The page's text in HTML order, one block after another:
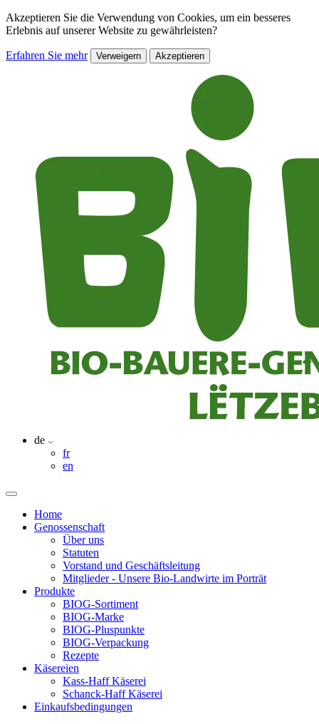
Akzeptieren Sie die Verwendung von Cookies, um ein besseres
Erlebnis auf unserer Website zu gewährleisten?
Erfahren Sie mehr Verweigern Akzeptieren
de
fr
en
Home
Genossenschaft
Über uns
Statuten
Vorstand und Geschäftsleitung
Mitglieder - Unsere Bio-Landwirte im Porträt
Produkte
BIOG-Sortiment
BIOG-Marke
BIOG-Pluspunkte
BIOG-Verpackung
Rezepte
Käsereien
Kass-Haff Käserei
Schanck-Haff Käserei
Einkaufsbedingungen